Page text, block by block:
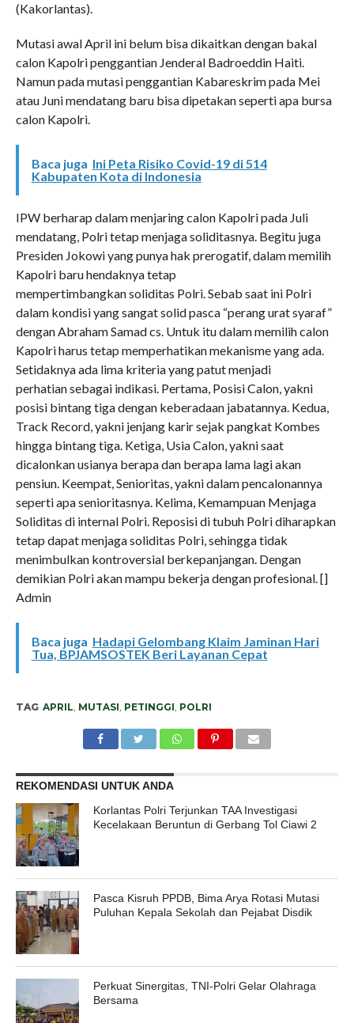
(Kakorlantas).
Mutasi awal April ini belum bisa dikaitkan dengan bakal
calon Kapolri penggantian Jenderal Badroeddin Haiti.
Namun pada mutasi penggantian Kabareskrim pada Mei
atau Juni mendatang baru bisa dipetakan seperti apa bursa
calon Kapolri.
Baca juga Ini Peta Risiko Covid-19 di 514
Kabupaten Kota di Indonesia
IPW berharap dalam menjaring calon Kapolri pada Juli
mendatang, Polri tetap menjaga soliditasnya. Begitu juga
Presiden Jokowi yang punya hak prerogatif, dalam memilih
Kapolri baru hendaknya tetap
mempertimbangkan soliditas Polri. Sebab saat ini Polri
dalam kondisi yang sangat solid pasca “perang urat syaraf”
dengan Abraham Samad cs. Untuk itu dalam memilih calon
Kapolri harus tetap memperhatikan mekanisme yang ada.
Setidaknya ada lima kriteria yang patut menjadi
perhatian sebagai indikasi. Pertama, Posisi Calon, yakni
posisi bintang tiga dengan keberadaan jabatannya. Kedua,
Track Record, yakni jenjang karir sejak pangkat Kombes
hingga bintang tiga. Ketiga, Usia Calon, yakni saat
dicalonkan usianya berapa dan berapa lama lagi akan
pensiun. Keempat, Senioritas, yakni dalam pencalonannya
seperti apa senioritasnya. Kelima, Kemampuan Menjaga
Soliditas di internal Polri. Reposisi di tubuh Polri diharapkan
tetap dapat menjaga soliditas Polri, sehingga tidak
menimbulkan kontroversial berkepanjangan. Dengan
demikian Polri akan mampu bekerja dengan profesional. []
Admin
Baca juga Hadapi Gelombang Klaim Jaminan Hari
Tua, BPJAMSOSTEK Beri Layanan Cepat
TAG APRIL, MUTASI, PETINGGI, POLRI
REKOMENDASI UNTUK ANDA
Korlantas Polri Terjunkan TAA Investigasi
Kecelakaan Beruntun di Gerbang Tol Ciawi 2
Pasca Kisruh PPDB, Bima Arya Rotasi Mutasi
Puluhan Kepala Sekolah dan Pejabat Disdik
Perkuat Sinergitas, TNI-Polri Gelar Olahraga
Bersama